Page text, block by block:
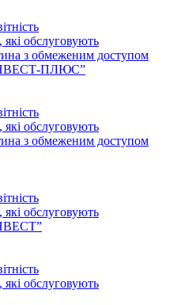
які обслуговують
з обмеженим доступом
ПЛЮС”
які обслуговують
з обмеженим доступом
які обслуговують
які обслуговують